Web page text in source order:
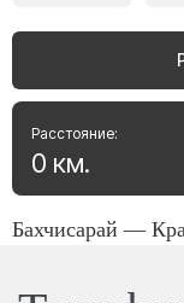
Расстояние:
0 км.
Бахчисарай —